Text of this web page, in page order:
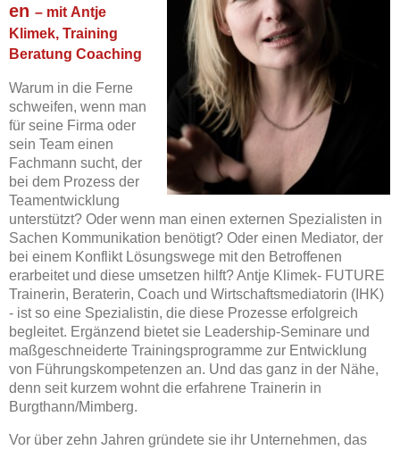
en – mit Antje
Klimek, Training
Beratung Coaching
Warum in die Ferne
schweifen, wenn man
für seine Firma oder
sein Team einen
Fachmann sucht, der
bei dem Prozess der
Teamentwicklung
unterstützt? Oder wenn man einen externen Spezialisten in
Sachen Kommunikation benötigt? Oder einen Mediator, der
bei einem Konflikt Lösungswege mit den Betroffenen
erarbeitet und diese umsetzen hilft? Antje Klimek- FUTURE
Trainerin, Beraterin, Coach und Wirtschaftsmediatorin (IHK)
- ist so eine Spezialistin, die diese Prozesse erfolgreich
begleitet. Ergänzend bietet sie Leadership-Seminare und
maßgeschneiderte Trainingsprogramme zur Entwicklung
von Führungskompetenzen an. Und das ganz in der Nähe,
denn seit kurzem wohnt die erfahrene Trainerin in
Burgthann/Mimberg.
Vor über zehn Jahren gründete sie ihr Unternehmen, das